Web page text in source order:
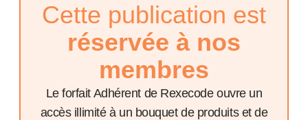
Cette publication est
réservée à nos
membres
Le forfait Adhérent de Rexecode ouvre un
accès illimité à un bouquet de produits et de